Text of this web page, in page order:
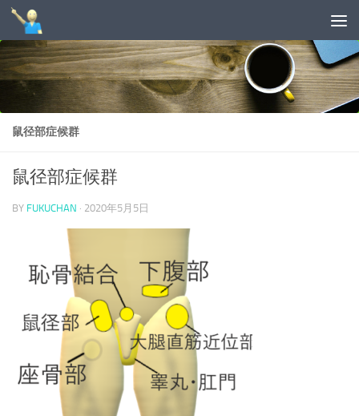
コンテンツへスキップ
鼠径部症候群
鼠径部症候群
BY FUKUCHAN · 2020年5月5日